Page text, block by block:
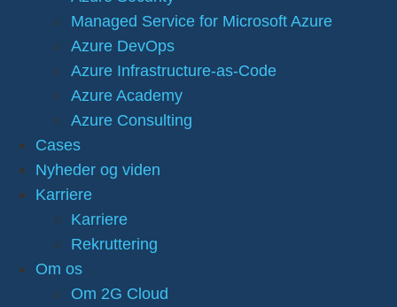
Managed Service for Microsoft Azure
Azure DevOps
Azure Infrastructure-as-Code
Azure Academy
Azure Consulting
Cases
Nyheder og viden
Karriere
Karriere
Rekruttering
Om os
Om 2G Cloud